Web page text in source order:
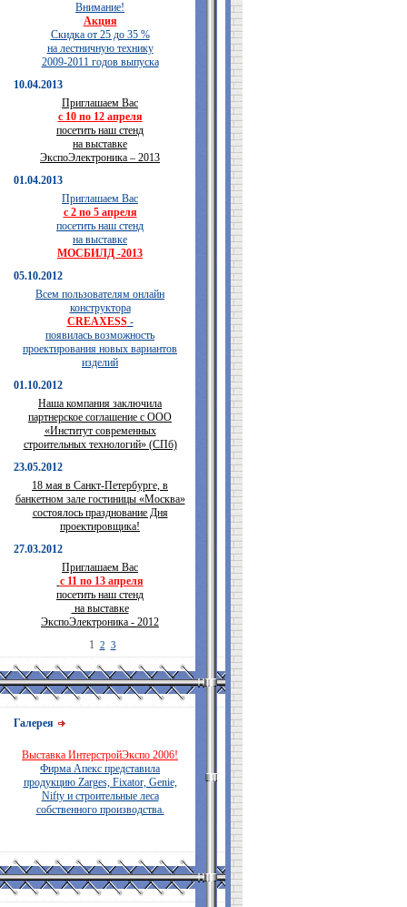
Внимание!
Акция
Скидка от 25 до 35 %
на лестничную технику
2009-2011 годов выпуска
10.04.2013
Приглашаем Вас
с 10 по 12 апреля
посетить наш стенд
на выставке
ЭкспоЭлектроника – 2013
01.04.2013
Приглашаем Вас
с 2 по 5 апреля
посетить наш стенд
на выставке
МОСБИЛД -2013
05.10.2012
Всем пользователям онлайн
конструктора
CREAXESS-
появилась возможность
проектирования новых вариантов
изделий
01.10.2012
Наша компания заключила
партнерское соглашение с ООО
«Институт современных
строительных технологий» (СПб)
23.05.2012
18 мая в Санкт-Петербурге, в
банкетном зале гостиницы «Москва»
состоялось празднование Дня
проектировщика!
27.03.2012
Приглашаем Вас
с 11 по 13 апреля
посетить наш стенд
на выставке
ЭкспоЭлектроника - 2012
1 2 3
Галерея
Выставка ИнтерстройЭкспо 2006!
Фирма Апекс представила
продукцию Zarges, Fixator, Genie,
Nifty и строительные леса
собственного производства.